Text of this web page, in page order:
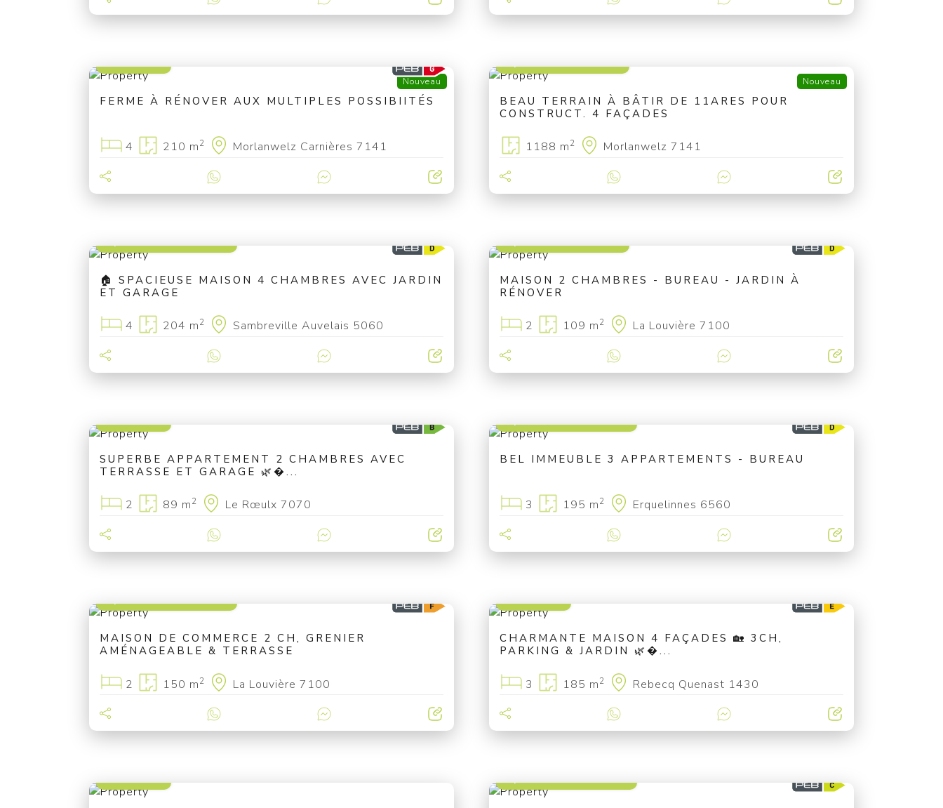
Nouveau
FERME À RÉNOVER AUX MULTIPLES POSSIBIITÉS
4 210 m2 Morlanwelz Carnières 7141
Nouveau
BEAU TERRAIN À BÂTIR DE 11ARES POUR
CONSTRUCT. 4 FAÇADES
1188 m2 Morlanwelz 7141
🏠 SPACIEUSE MAISON 4 CHAMBRES AVEC JARDIN
ET GARAGE
4 204 m2 Sambreville Auvelais 5060
MAISON 2 CHAMBRES - BUREAU - JARDIN À
RÉNOVER
2 109 m2 La Louvière 7100
SUPERBE APPARTEMENT 2 CHAMBRES AVEC
TERRASSE ET GARAGE 🌿�...
2 89 m2 Le Rœulx 7070
BEL IMMEUBLE 3 APPARTEMENTS - BUREAU
3 195 m2 Erquelinnes 6560
MAISON DE COMMERCE 2 CH, GRENIER
AMÉNAGEABLE & TERRASSE
2 150 m2 La Louvière 7100
CHARMANTE MAISON 4 FAÇADES 🏡 3CH,
PARKING & JARDIN 🌿�...
3 185 m2 Rebecq Quenast 1430